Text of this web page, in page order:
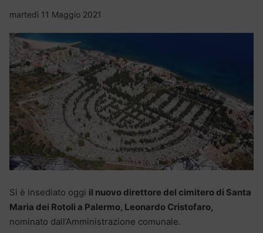
martedì 11 Maggio 2021
Si è insediato oggi il nuovo direttore del cimitero di Santa
Maria dei Rotoli a Palermo, Leonardo Cristofaro,
nominato dall’Amministrazione comunale.